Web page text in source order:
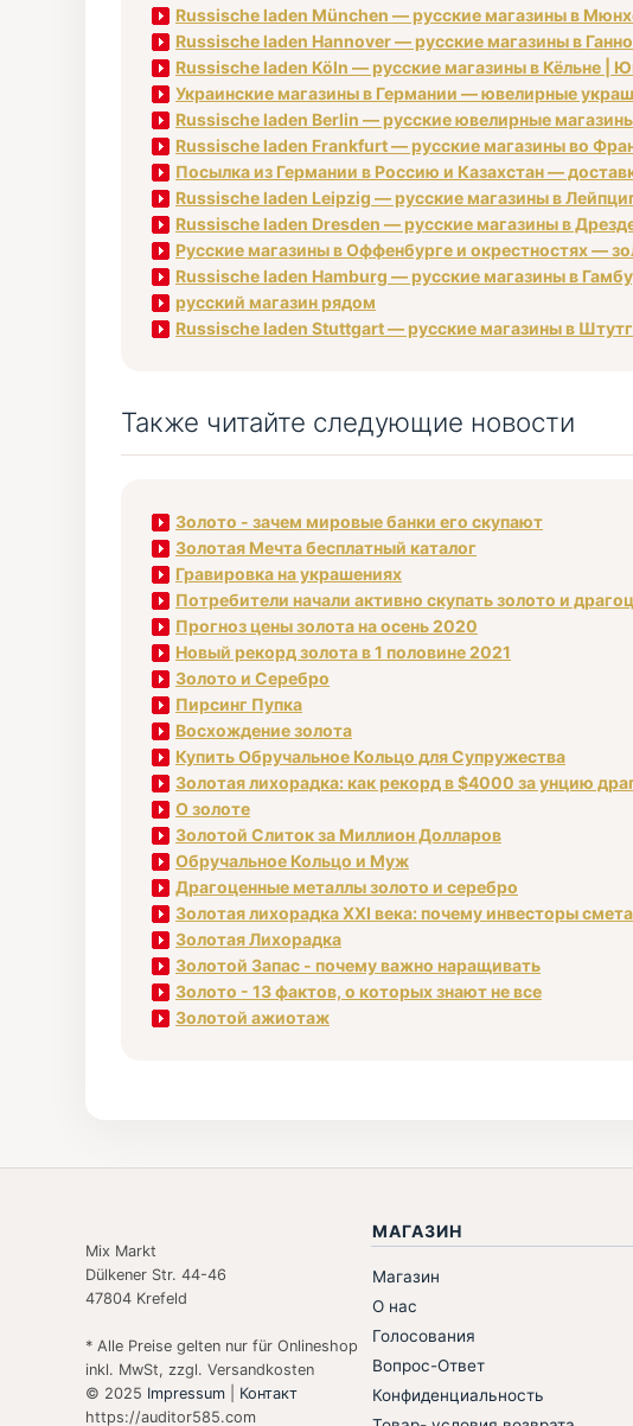
Russische laden München — русские магазины в
Russische laden Hannover — русские магазины в
Russische laden Köln — русские магазины в Кёльне |
Украинские магазины в Германии — ювелирные
Russische laden Berlin — русские ювелирные
Russische laden Frankfurt — русские магазины во
Посылка из Германии в Россию и Казахстан —
Russische laden Leipzig — русские магазины в
Russische laden Dresden — русские магазины в
Русские магазины в Оффенбурге и окрестностях —
Russische laden Hamburg — русские магазины в
русский магазин рядом
Russische laden Stuttgart — русские магазины в
Также читайте следующие новости
Золото - зачем мировые банки его скупают
Золотая Мечта бесплатный каталог
Гравировка на украшениях
Потребители начали активно скупать золото и
Прогноз цены золота на осень 2020
Новый рекорд золота в 1 половине 2021
Золото и Серебро
Пирсинг Пупка
Восхождение золота
Купить Обручальное Кольцо для Супружества
Золотая лихорадка: как рекорд в $4000 за унцию
О золоте
Золотой Слиток за Миллион Долларов
Обручальное Кольцо и Муж
Драгоценные металлы золото и серебро
Золотая лихорадка XXI века: почему инвесторы
Золотая Лихорадка
Золотой Запас - почему важно наращивать
Золото - 13 фактов, о которых знают не все
Золотой ажиотаж
Mix Markt
Dülkener Str. 44-46
47804 Krefeld
* Alle Preise gelten nur für Onlineshop
inkl. MwSt, zzgl. Versandkosten
© 2025 Impressum
Контакт
https://auditor585.com
МАГАЗИН
Магазин
О нас
Голосования
Вопрос-Ответ
Конфиденциальность